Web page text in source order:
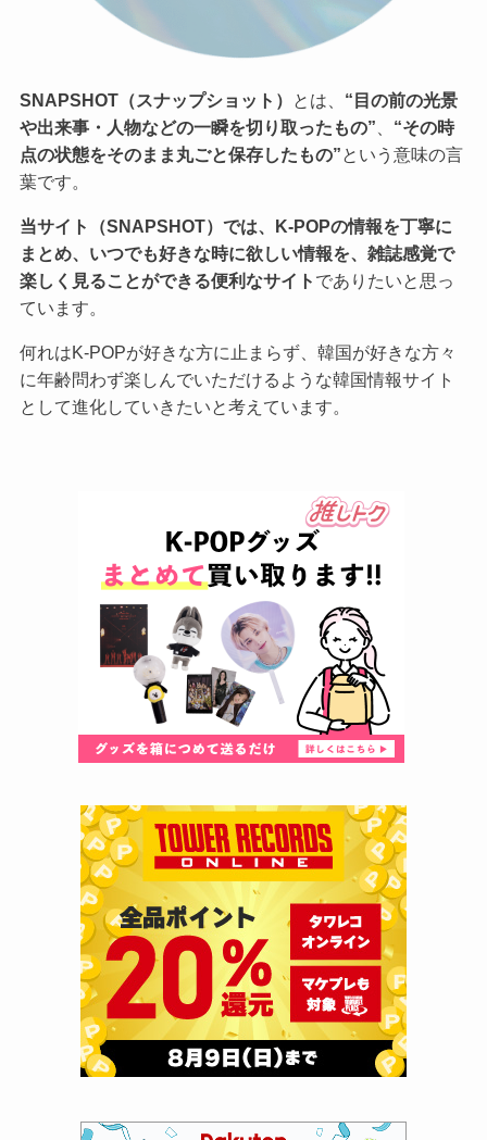
SNAPSHOT（スナップショット） とは、 “目の前の光景
や出来事・人物などの一瞬を切り取ったもの”
“その時
点の状態をそのまま丸ごと保存したもの”という意味の言
葉です。
当サイト（SNAPSHOT）では、K-POPの情報を丁寧に
まとめ、いつでも好きな時に欲しい情報を、雑誌感覚で
楽しく見ることができる便利なサイト でありたいと思っ
ています。
何れはK-POPが好きな方に止まらず、韓国が好きな方々
に年齢問わず楽しんでいただけるような韓国情報サイト
として進化していきたいと考えています。